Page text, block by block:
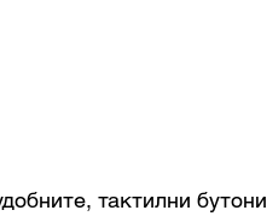
тактилни бутони